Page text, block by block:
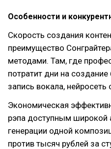
Особенности и
Скорость создания
преимущество
методами. Там, где
потратит дни на создание
запись вокала, нейросеть
Экономическая
рэпа доступным широкой
генерации одной
против тысяч рублей за